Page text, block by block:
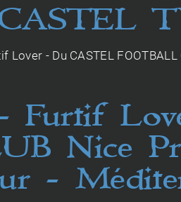
ASTEL T
Lover - Du CASTEL
Furtif
Nice
-